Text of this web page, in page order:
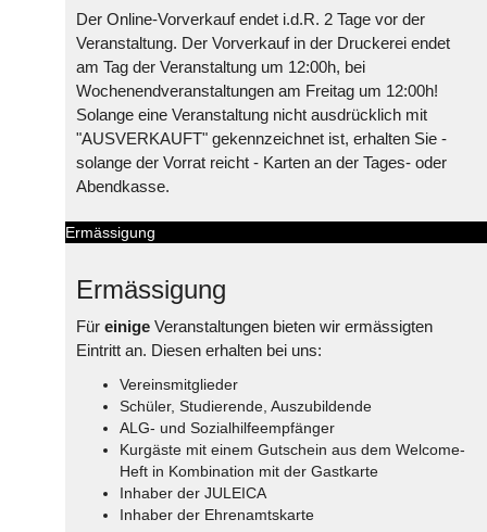
Der Online-Vorverkauf endet i.d.R. 2 Tage vor der
Veranstaltung. Der Vorverkauf in der Druckerei endet
am Tag der Veranstaltung um 12:00h, bei
Wochenendveranstaltungen am Freitag um 12:00h!
Solange eine Veranstaltung nicht ausdrücklich mit
"AUSVERKAUFT" gekennzeichnet ist, erhalten Sie -
solange der Vorrat reicht - Karten an der Tages- oder
Abendkasse.
Ermässigung
Ermässigung
Für einige Veranstaltungen bieten wir ermässigten
Eintritt an. Diesen erhalten bei uns:
Vereinsmitglieder
Schüler, Studierende, Auszubildende
ALG- und Sozialhilfeempfänger
Kurgäste mit einem Gutschein aus dem Welcome-
Heft in Kombination mit der Gastkarte
Inhaber der JULEICA
Inhaber der Ehrenamtskarte